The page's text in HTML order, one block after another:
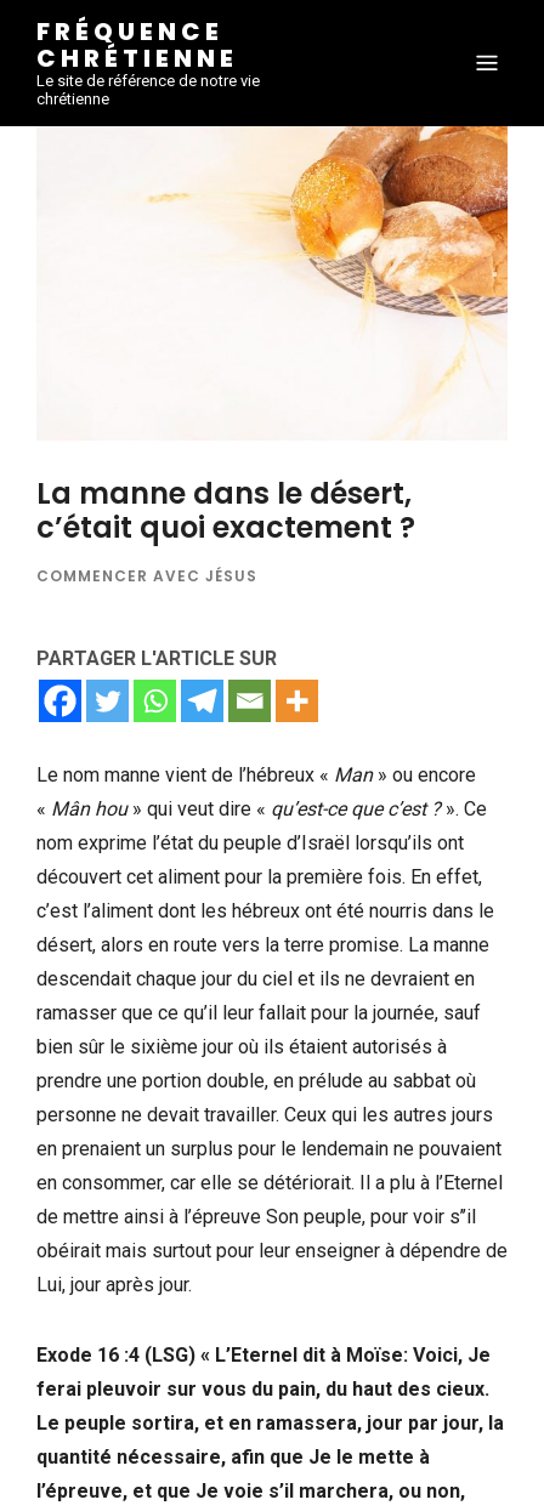
FRÉQUENCE
CHRÉTIENNE
Le site de référence de notre vie
chrétienne
La manne dans le désert,
c’était quoi exactement ?
COMMENCER AVEC JÉSUS
PARTAGER L'ARTICLE SUR
Le nom manne vient de l’hébreux « Man» ou encore
« Mân hou» qui veut dire « qu’est-ce que c’est ?». Ce
nom exprime l’état du peuple d’Israël lorsqu’ils ont
découvert cet aliment pour la première fois. En effet,
c’est l’aliment dont les hébreux ont été nourris dans le
désert, alors en route vers la terre promise. La manne
descendait chaque jour du ciel et ils ne devraient en
ramasser que ce qu’il leur fallait pour la journée, sauf
bien sûr le sixième jour où ils étaient autorisés à
prendre une portion double, en prélude au sabbat où
personne ne devait travailler. Ceux qui les autres jours
en prenaient un surplus pour le lendemain ne pouvaient
en consommer, car elle se détériorait. Il a plu à l’Eternel
de mettre ainsi à l’épreuve Son peuple, pour voir s’’il
obéirait mais surtout pour leur enseigner à dépendre de
Lui, jour après jour.
Exode 16 :4 (LSG) « L’Eternel dit à Moïse: Voici, Je
ferai pleuvoir sur vous du pain, du haut des cieux.
Le peuple sortira, et en ramassera, jour par jour, la
quantité nécessaire, afin que Je le mette à
l’épreuve, et que Je voie s’il marchera, ou non,